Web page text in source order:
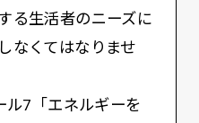
る生活者のニーズに
なくてはなりませ
ル7「エネルギーを